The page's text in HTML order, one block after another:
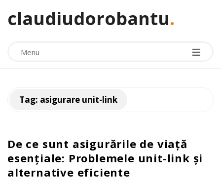
claudiudorobantu.
Menu
Tag: asigurare unit-link
De ce sunt asigurările de viață
esențiale: Problemele unit-link și
alternative eficiente